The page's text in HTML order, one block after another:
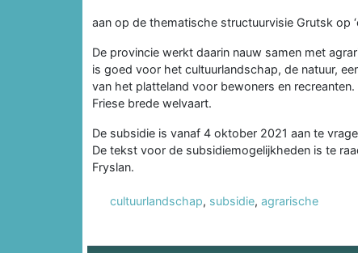
aan op de thematische structuurvisie Grutsk op
De provincie werkt daarin nauw samen met
is goed voor het cultuurlandschap, de natuur,
van het platteland voor bewoners en
Friese brede welvaart.
De subsidie is vanaf 4 oktober 2021 aan te
De tekst voor de subsidiemogelijkheden is te
Fryslan.
cultuurlandschap, subsidie, agrarische